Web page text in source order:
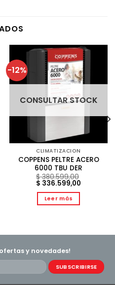
-12%
CONSULTAR STOCK
CLIMATIZACION
COPPENS PELTRE ACERO
6000 TBU DER
$380.599,00
El
original
era:
$ 336.599,00
Leer más
y novedades!